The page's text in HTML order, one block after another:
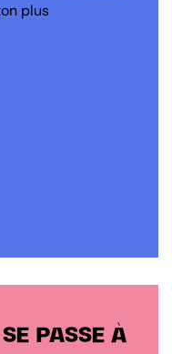
plus
PASSE À